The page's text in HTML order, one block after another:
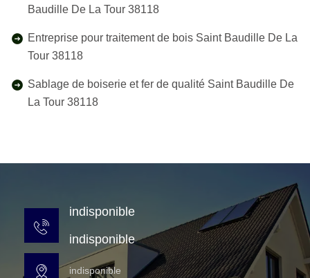
Baudille De La Tour 38118
Entreprise pour traitement de bois Saint Baudille De La
Tour 38118
Sablage de boiserie et fer de qualité Saint Baudille De
La Tour 38118
indisponible
indisponible
indisponible